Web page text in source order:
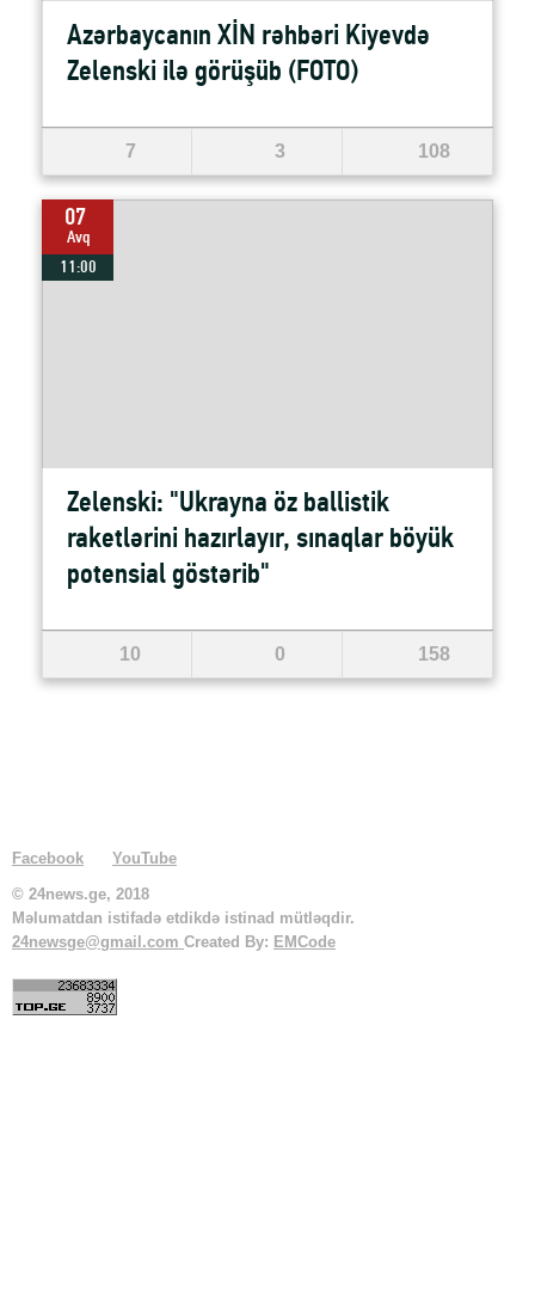
Azərbaycanın XİN rəhbəri Kiyevdə
Zelenski ilə görüşüb (FOTO)
7 3 108
07
Avq
11:00
Zelenski: "Ukrayna öz ballistik
raketlərini hazırlayır, sınaqlar böyük
potensial göstərib"
10 0 158
Facebook YouTube
© 24news.ge, 2018
Məlumatdan istifadə etdikdə istinad mütləqdir.
24newsge@gmail.com Created By: EMCode